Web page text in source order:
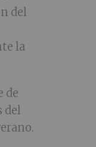
del
la
de
del